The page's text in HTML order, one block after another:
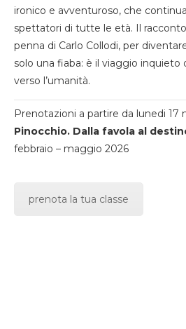
ironico e avventuroso, che
spettatori di tutte le età. Il racconto
penna di Carlo Collodi, per
solo una fiaba: è il viaggio inquieto
verso l’umanità.
Prenotazioni a partire da lunedi 17
Pinocchio. Dalla favola al
febbraio – maggio 2026
prenota la tua classe